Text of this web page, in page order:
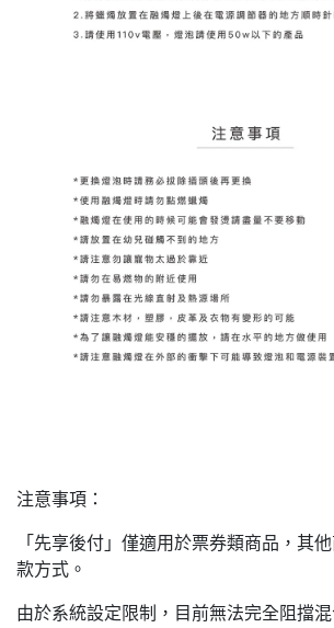
注意事項：
「先享後付」僅適用於票券類商品，其
款方式。
由於系統設定限制，目前無法完全阻擋